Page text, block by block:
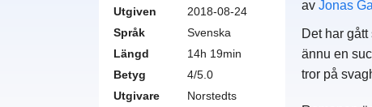
Utgiven
2018-08-24
Språk
Svenska
Längd
14h 19min
Betyg
4/5.0
Utgivare
Norstedts
av Jonas
Det har
ännu en
tror på